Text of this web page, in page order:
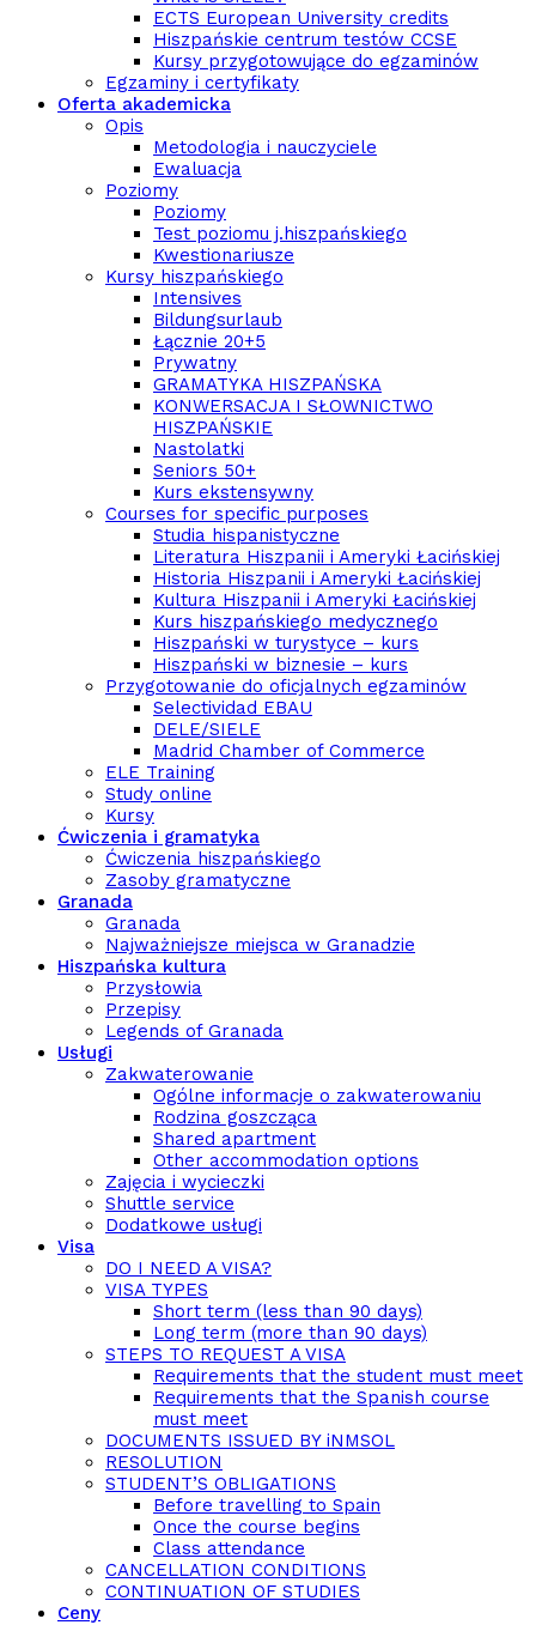
ECTS European University credits
Hiszpańskie centrum testów CCSE
Kursy przygotowujące do egzaminów
Egzaminy i certyfikaty
Oferta akademicka
Opis
Metodologia i nauczyciele
Ewaluacja
Poziomy
Poziomy
Test poziomu j.hiszpańskiego
Kwestionariusze
Kursy hiszpańskiego
Intensives
Bildungsurlaub
Łącznie 20+5
Prywatny
GRAMATYKA HISZPAŃSKA
KONWERSACJA I SŁOWNICTWO
HISZPAŃSKIE
Nastolatki
Seniors 50+
Kurs ekstensywny
Courses for specific purposes
Studia hispanistyczne
Literatura Hiszpanii i Ameryki Łacińskiej
Historia Hiszpanii i Ameryki Łacińskiej
Kultura Hiszpanii i Ameryki Łacińskiej
Kurs hiszpańskiego medycznego
Hiszpański w turystyce – kurs
Hiszpański w biznesie – kurs
Przygotowanie do oficjalnych egzaminów
Selectividad EBAU
DELE/SIELE
Madrid Chamber of Commerce
ELE Training
Study online
Kursy
Ćwiczenia i gramatyka
Ćwiczenia hiszpańskiego
Zasoby gramatyczne
Granada
Granada
Najważniejsze miejsca w Granadzie
Hiszpańska kultura
Przysłowia
Przepisy
Legends of Granada
Usługi
Zakwaterowanie
Ogólne informacje o zakwaterowaniu
Rodzina goszcząca
Shared apartment
Other accommodation options
Zajęcia i wycieczki
Shuttle service
Dodatkowe usługi
Visa
DO I NEED A VISA?
VISA TYPES
Short term (less than 90 days)
Long term (more than 90 days)
STEPS TO REQUEST A VISA
Requirements that the student must meet
Requirements that the Spanish course
must meet
DOCUMENTS ISSUED BY iNMSOL
RESOLUTION
STUDENT’S OBLIGATIONS
Before travelling to Spain
Once the course begins
Class attendance
CANCELLATION CONDITIONS
CONTINUATION OF STUDIES
Ceny